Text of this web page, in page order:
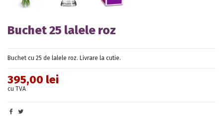
Buchet 25 lalele roz
Buchet cu 25 de lalele roz. Livrare la cutie.
395,00 lei
cu TVA